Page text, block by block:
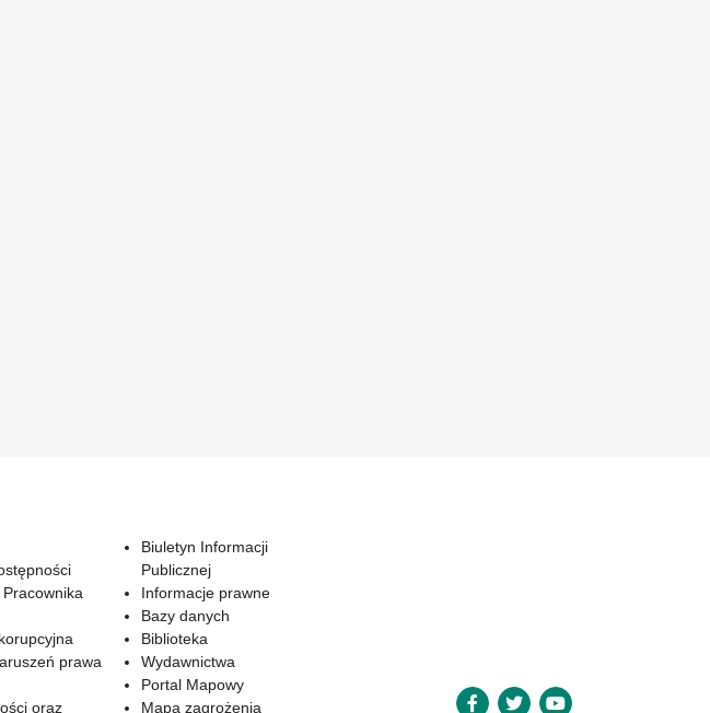
prawa
oraz
Biuletyn Informacji
Publicznej
Informacje prawne
Bazy danych
Biblioteka
Wydawnictwa
Portal Mapowy
Mapa zagrożenia